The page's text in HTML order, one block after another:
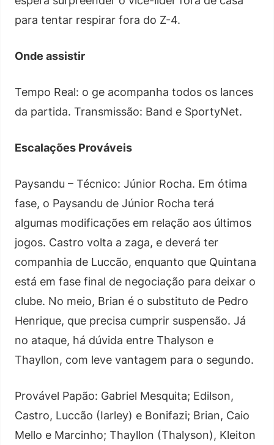
para tentar respirar fora do Z-4.
Onde assistir
Tempo Real: o ge acompanha todos os lances
da partida. Transmissão: Band e SportyNet.
Escalações Prováveis
Paysandu – Técnico: Júnior Rocha. Em ótima
fase, o Paysandu de Júnior Rocha terá
algumas modificações em relação aos últimos
jogos. Castro volta a zaga, e deverá ter
companhia de Luccão, enquanto que Quintana
está em fase final de negociação para deixar o
clube. No meio, Brian é o substituto de Pedro
Henrique, que precisa cumprir suspensão. Já
no ataque, há dúvida entre Thalyson e
Thayllon, com leve vantagem para o segundo.
Provável Papão: Gabriel Mesquita; Edilson,
Castro, Luccão (Iarley) e Bonifazi; Brian, Caio
Mello e Marcinho; Thayllon (Thalyson), Kleiton